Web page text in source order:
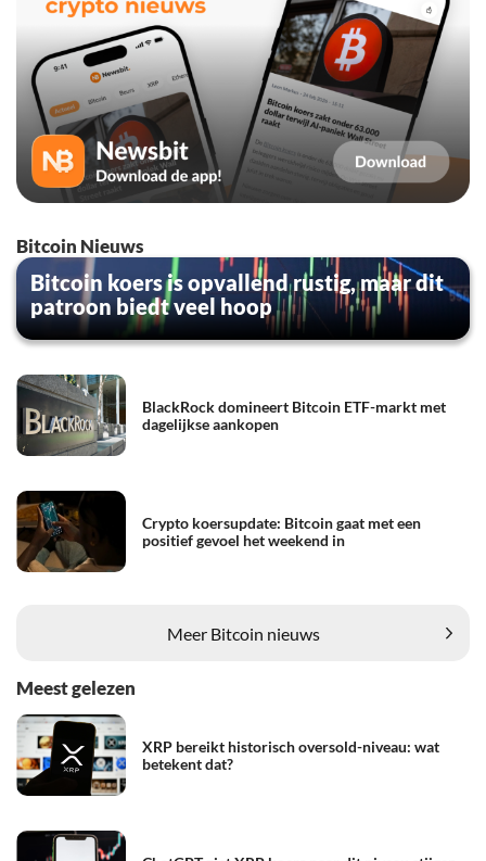
Bitcoin Nieuws
Bitcoin koers is opvallend rustig, maar dit
patroon biedt veel hoop
BlackRock domineert Bitcoin ETF-markt met
dagelijkse aankopen
Crypto koersupdate: Bitcoin gaat met een
positief gevoel het weekend in
Meer Bitcoin nieuws
Meest gelezen
XRP bereikt historisch oversold-niveau: wat
betekent dat?